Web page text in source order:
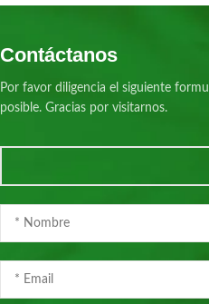
Contáctanos
Por favor diligencia el siguiente
posible. Gracias por visitarnos.